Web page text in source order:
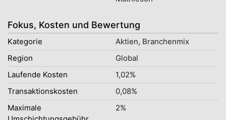
Fokus, Kosten und Bewertung
Kategorie
Aktien, Branchenmix
Region
Global
Laufende Kosten
1,02%
Transaktionskosten
0,08%
Maximale
2%